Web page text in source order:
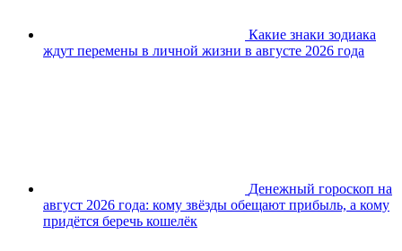
Какие знаки зодиака
ждут перемены в личной жизни в августе 2026 года
Денежный гороскоп на
август 2026 года: кому звёзды обещают прибыль, а кому
придётся беречь кошелёк